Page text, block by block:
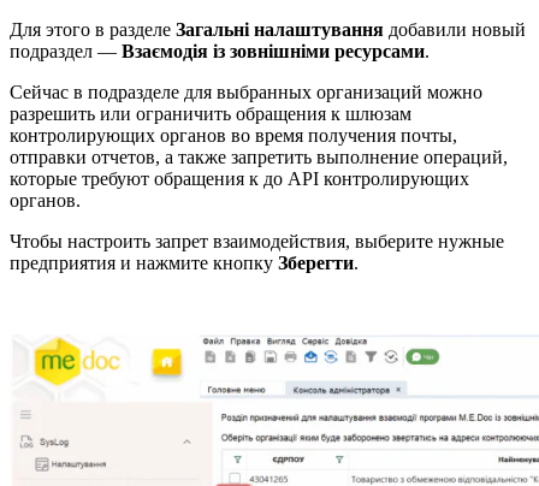
Для этого в разделе Загальні налаштування добавили новый
подраздел — Взаємодія із зовнішніми ресурсами.
Сейчас в подразделе для выбранных организаций можно
разрешить или ограничить обращения к шлюзам
контролирующих органов во время получения почты,
отправки отчетов, а также запретить выполнение операций,
которые требуют обращения к до API контролирующих
органов.
Чтобы настроить запрет взаимодействия, выберите нужные
предприятия и нажмите кнопку Зберегти.